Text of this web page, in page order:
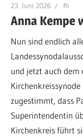
23. Juni 2026 fh
Anna Kempe
Nun sind endlich
und jetzt auch
zugestimmt, dass
Superintendentin
Kirchenkreis führt